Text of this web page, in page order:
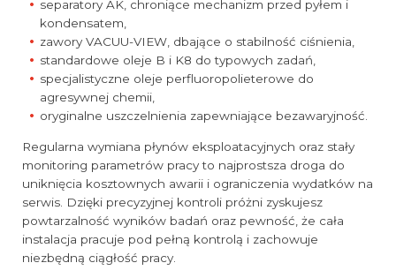
separatory AK, chroniące mechanizm przed pyłem i
kondensatem,
zawory VACUU-VIEW, dbające o stabilność ciśnienia,
standardowe oleje B i K8 do typowych zadań,
specjalistyczne oleje perfluoropolieterowe do
agresywnej chemii,
oryginalne uszczelnienia zapewniające bezawaryjność.
Regularna wymiana płynów eksploatacyjnych oraz stały
monitoring parametrów pracy to najprostsza droga do
uniknięcia kosztownych awarii i ograniczenia wydatków na
serwis. Dzięki precyzyjnej kontroli próżni zyskujesz
powtarzalność wyników badań oraz pewność, że cała
instalacja pracuje pod pełną kontrolą i zachowuje
niezbędną ciągłość pracy.